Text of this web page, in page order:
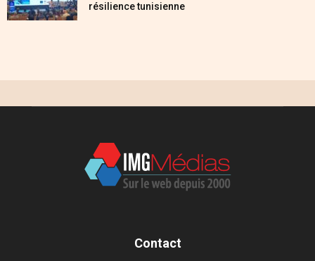
résilience tunisienne
Contact